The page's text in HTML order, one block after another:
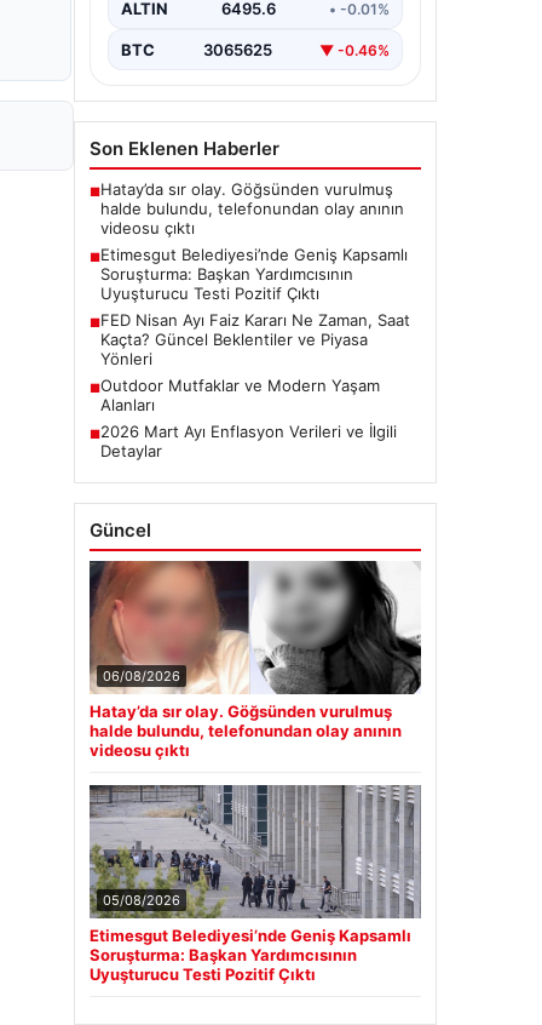
alan belediyeye yönelik yürütülen
aşamasında önemli…
ALTIN 6495.6 • -0.01%
BTC 3065625 ▼ -0.46%
Son Eklenen Haberler
■Hatay’da sır olay. Göğsünden vurulmuş
halde bulundu, telefonundan olay anının
videosu çıktı
■Etimesgut Belediyesi’nde Geniş Kapsamlı
Soruşturma: Başkan Yardımcısının
Uyuşturucu Testi Pozitif Çıktı
■FED Nisan Ayı Faiz Kararı Ne Zaman, Saat
Kaçta? Güncel Beklentiler ve Piyasa
Yönleri
■Outdoor Mutfaklar ve Modern Yaşam
Alanları
■2026 Mart Ayı Enflasyon Verileri ve İlgili
Detaylar
Güncel
06/08/2026
Hatay’da sır olay. Göğsünden vurulmuş
halde bulundu, telefonundan olay anının
videosu çıktı
05/08/2026
Etimesgut Belediyesi’nde Geniş Kapsamlı
Soruşturma: Başkan Yardımcısının
Uyuşturucu Testi Pozitif Çıktı